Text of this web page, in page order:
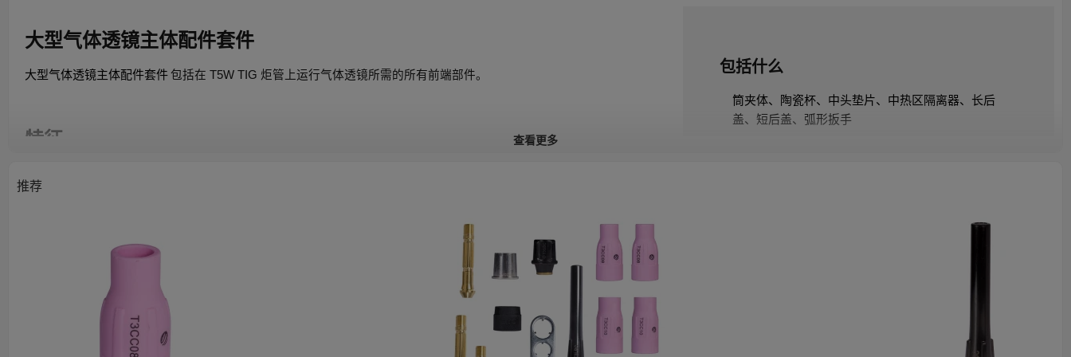
大型气体透镜主体配件套件
大型气体透镜主体配件套件包括在 T5W TIG 炬管上运行气体透镜所需的所有前端部件。
特征
广泛的应用用途 - 套件包括一系列一次性和钨直径尺寸，以在它们可用于的应用中提供多功能性。
易于更换 - 每个消耗性套件中都包含消耗性套件内容信息，以便在零件磨损后轻松更换零件。它还使您可以
轻松地保持套件井井有条，从而可以轻松地随时更换消耗品。
包括什么
筒夹体、陶瓷杯、中头垫片、中热区隔离器、长后
盖、短后盖、弧形扳手
查看更多
推荐